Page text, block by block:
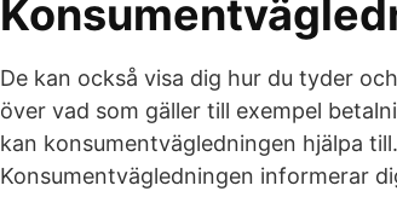
De kan också visa dig hur du tyder
över vad som gäller till exempel
kan konsumentvägledningen hjälpa
Konsumentvägledningen informerar